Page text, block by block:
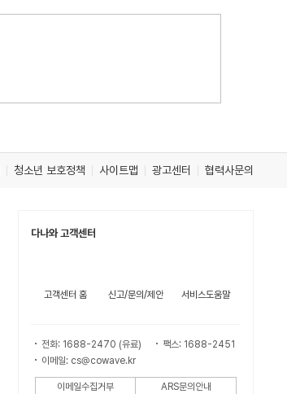
청소년 보호정책 사이트맵 광고센터 협력사문의
다나와 고객센터
고객센터 홈 신고/문의/제안 서비스도움말
전화: 1688-2470 (유료)
팩스: 1688-2451
이메일: cs@cowave.kr
이메일수집거부 ARS문의안내